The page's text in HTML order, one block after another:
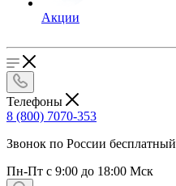
Акции
Телефоны
8 (800) 7070-353
Звонок по России бесплатный
Пн-Пт с 9:00 до 18:00 Мск